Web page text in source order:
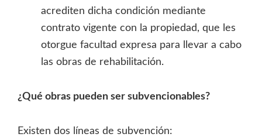
acrediten dicha condición mediante
contrato vigente con la propiedad, que les
otorgue facultad expresa para llevar a cabo
las obras de rehabilitación.
¿Qué obras pueden ser subvencionables?
Existen dos líneas de subvención: